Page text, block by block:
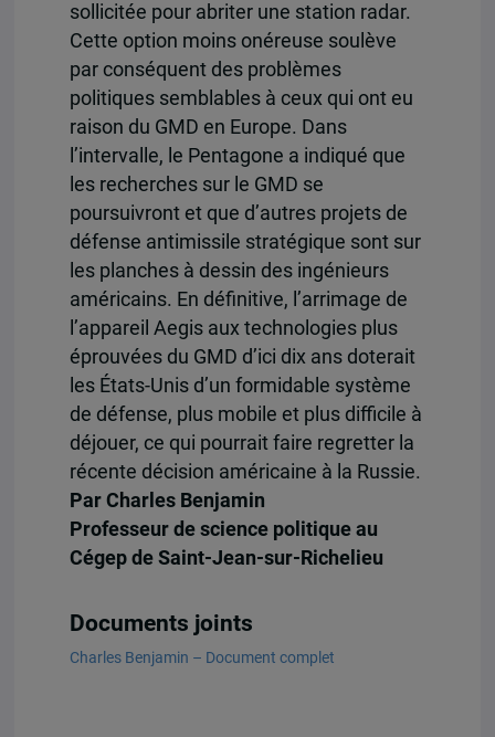
sollicitée pour abriter une station radar.
Cette option moins onéreuse soulève
par conséquent des problèmes
politiques semblables à ceux qui ont eu
raison du GMD en Europe. Dans
l’intervalle, le Pentagone a indiqué que
les recherches sur le GMD se
poursuivront et que d’autres projets de
défense antimissile stratégique sont sur
les planches à dessin des ingénieurs
américains. En définitive, l’arrimage de
l’appareil Aegis aux technologies plus
éprouvées du GMD d’ici dix ans doterait
les États-Unis d’un formidable système
de défense, plus mobile et plus difficile à
déjouer, ce qui pourrait faire regretter la
récente décision américaine à la Russie.
Par Charles Benjamin
Professeur de science politique au
Cégep de Saint-Jean-sur-Richelieu
Documents joints
Charles Benjamin – Document complet